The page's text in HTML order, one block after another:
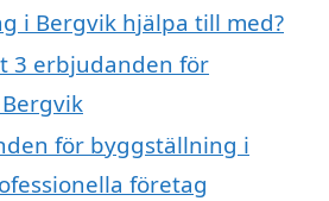
i Bergvik hjälpa till med?
3 erbjudanden för
för byggställning i
företag